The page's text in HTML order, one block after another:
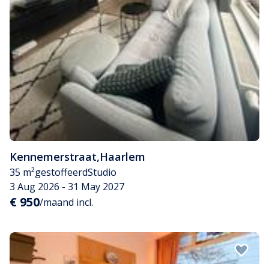
Kennemerstraat,Haarlem
35 m²gestoffeerdStudio
3 Aug 2026 - 31 May 2027
€ 950/maand incl.